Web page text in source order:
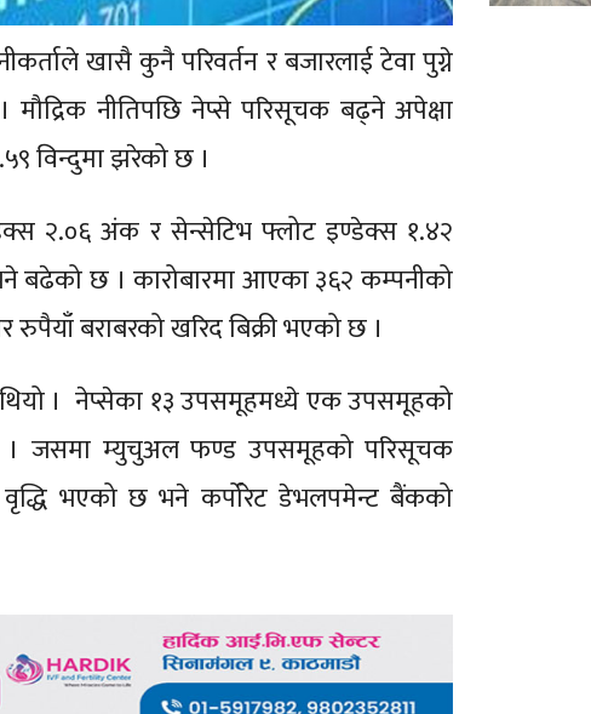
खासै कुनै परिवर्तन र बजारलाई टेवा पुग्ने
नीतिपछि नेप्से परिसूचक बढ्ने अपेक्षा
विन्दुमा झरेको छ ।
२.०६ अंक र सेन्सेटिभ फ्लोट इण्डेक्स १.४२
छ । कारोबारमा आएका ३६२ कम्पनीको
बराबरको खरिद बिक्री भएको छ ।
थियो । नेप्सेका १३ उपसमूहमध्ये एक उपसमूहको
जसमा म्युचुअल फण्ड उपसमूहको परिसूचक
भएको छ भने कर्पोरेट डेभलपमेन्ट बैंकको